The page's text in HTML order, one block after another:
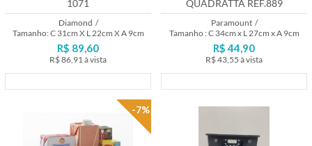
1071
Diamond /
Tamanho: C 31cm X L 22cm X A 9cm
R$ 89,60
R$ 86,91à vista
QUADRATTA REF.889
Paramount /
Tamanho : C 34cm x L 27cm x A 9cm
R$ 44,90
R$ 43,55 à vista
-7%